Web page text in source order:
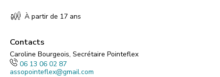
À partir de 17 ans
Contacts
Caroline Bourgeois, Secrétaire Pointeflex
06 13 06 02 87
assopointeflex@gmail.com